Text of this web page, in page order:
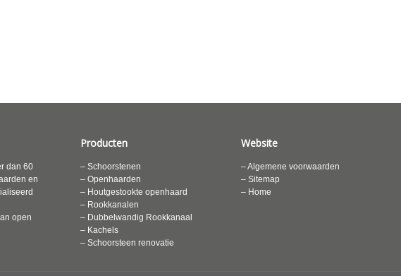
dan 60
en
open
Producten
– Schoorstenen
– Openhaarden
– Houtgestookte openhaard
– Rookkanalen
– Dubbelwandig Rookkanaal
– Kachels
– Schoorsteen renovatie
Website
– Algemene voorwaarden
– Sitemap
– Home